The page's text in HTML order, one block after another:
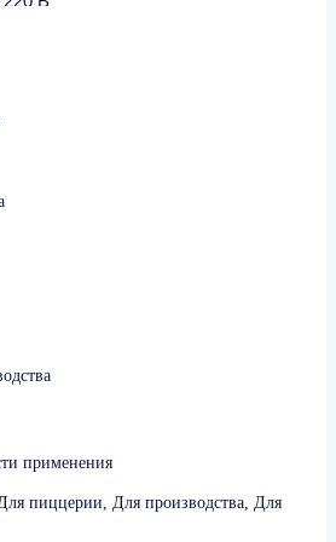
крашеный алюминий
16 кг
применения
пиццерии, Для производства, Для